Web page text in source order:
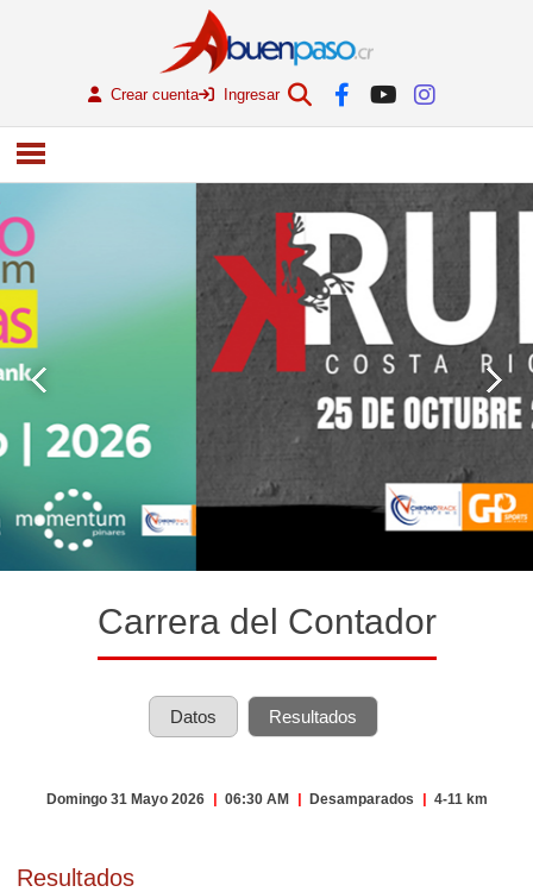
Crear cuenta Ingresar
Carrera del Contador
Datos Resultados
Domingo 31 Mayo 2026 | 06:30 AM | Desamparados | 4-11 km
Resultados